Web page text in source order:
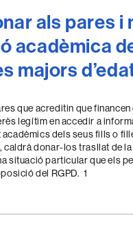
als pares i
acadèmica
majors
que acreditin que financen
legítim en accedir a
acadèmics dels seus fills o
caldrà donar-los trasllat de
situació particular que els
del RGPD. 1